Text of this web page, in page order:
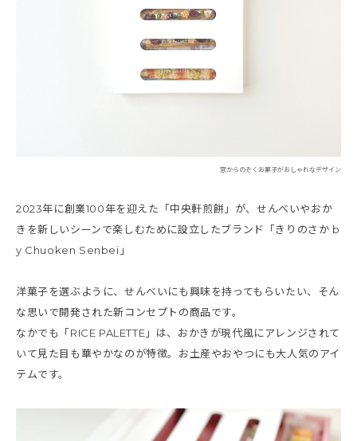
窓からのぞくお菓子がおしゃれなデザイン
2023年に創業100年を迎えた「中央軒煎餅」が、せんべいやおか
きを新しいシーンで楽しむために設立したブランド「きりのさか b
y Chuoken Senbei」
洋菓子を選ぶように、せんべいにも興味を持ってもらいたい、そん
な思いで開発された新コンセプトの商品です。
なかでも「RICE PALETTE」は、おかきが現代風にアレンジされて
いて見た目も華やかなのが特徴。お土産やおやつにも大人気のアイ
テムです。